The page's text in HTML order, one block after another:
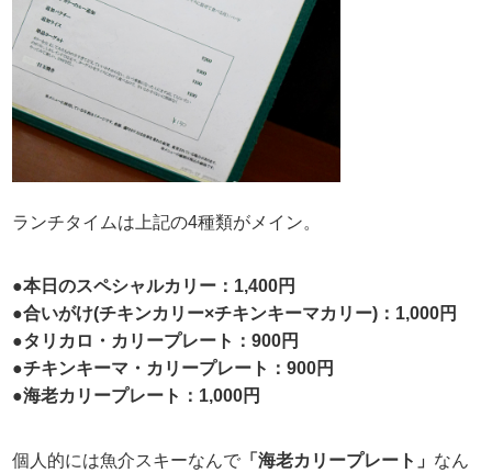
ランチタイムは上記の4種類がメイン。
●本日のスペシャルカリー：1,400円
●合いがけ(チキンカリー×チキンキーマカリー)：1,000円
●タリカロ・カリープレート：900円
●チキンキーマ・カリープレート：900円
●海老カリープレート：1,000円
個人的には魚介スキーなんで 「海老カリープレート」 なん